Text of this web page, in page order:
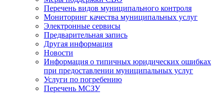
Перечень видов муниципального контроля
Мониторинг качества муниципальных услуг
Электронные сервисы
Предварительная запись
Другая информация
Новости
Информация о типичных юридических ошибках
при предоставлении муниципальных услуг
Услуги по погребению
Перечень МСЗУ